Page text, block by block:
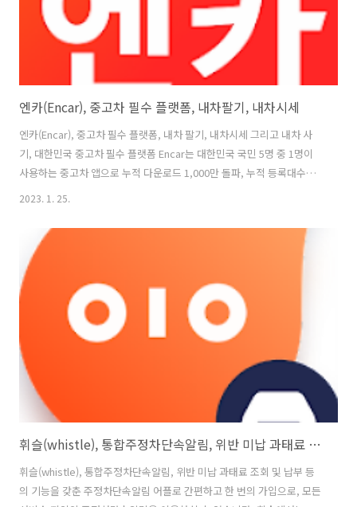
엔카(Encar), 중고차 필수 플랫폼, 내차팔기, 내차시세
엔카(Encar), 중고차 필수 플랫폼, 내차 팔기, 내차시세 그리고 내차 사
기, 대한민국 중고차 필수 플랫폼 Encar는 대한민국 국민 5명 중 1명이
사용하는 중고차 앱으로 누적 다운로드 1,000만 돌파, 누적 등록대수
1,200만대 돌파를 하였으며, 내차팔기, 내차구매, 내차시세까지 쉽고 빠
중고차 판매 그리고 내차팔기의 기능을 가지고 있으며, 엔카 비교견적으
로 최고가로 그것도 원하는 시간과 장소에서 거래가 가능하고, 전국 엔카
제휴 딜러들이 24시간 경쟁하므로 중고차 판매가 1분이면 판매 신청 완
료, 단 이틀이면 최고가로 내차팔기 완료가 가능하다고 합니다. 엔카에서
는 중고차 구매 시 엔카홈서비스로 7일동안 직접 타보고 결정할..
2023. 1. 25.
휘슬(whistle), 통합주정차단속알림, 위반 미납 과태료 조회 및 납부
휘슬(whistle), 통합주정차단속알림, 위반 미납 과태료 조회 및 납부 등
의 기능을 갖춘 주정차단속알림 어플로 간편하고 한 번의 가입으로, 모든